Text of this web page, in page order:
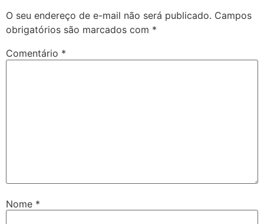
O seu endereço de e-mail não será publicado. Campos
obrigatórios são marcados com *
Comentário *
Nome *